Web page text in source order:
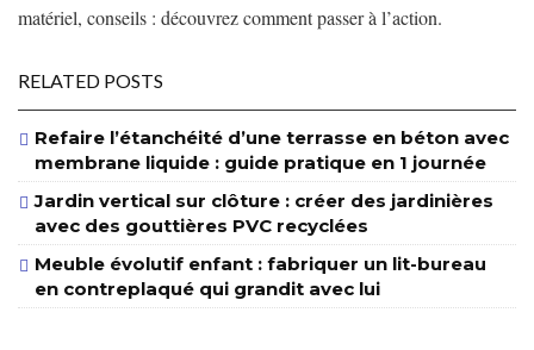
matériel, conseils : découvrez comment passer à l’action.
RELATED POSTS
Refaire l’étanchéité d’une terrasse en béton avec
membrane liquide : guide pratique en 1 journée
Jardin vertical sur clôture : créer des jardinières
avec des gouttières PVC recyclées
Meuble évolutif enfant : fabriquer un lit-bureau
en contreplaqué qui grandit avec lui